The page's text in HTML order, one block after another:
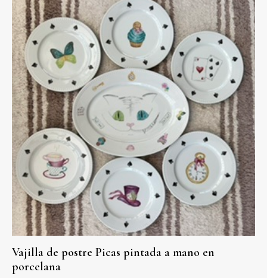
Vajilla de postre Picas pintada a mano en
porcelana